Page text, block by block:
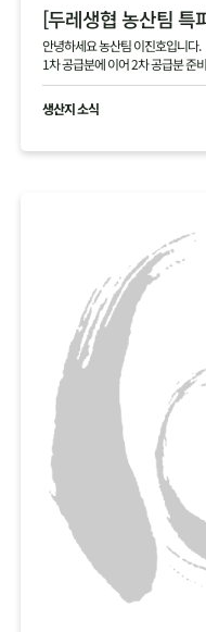
안녕하세요 농산팀 이진호입니다.
1차 공급분에 이어 2차 공급분 준
강원유기농 김장 무, 동치미 무, 대
현황 공유드립니다.
생산지 소식